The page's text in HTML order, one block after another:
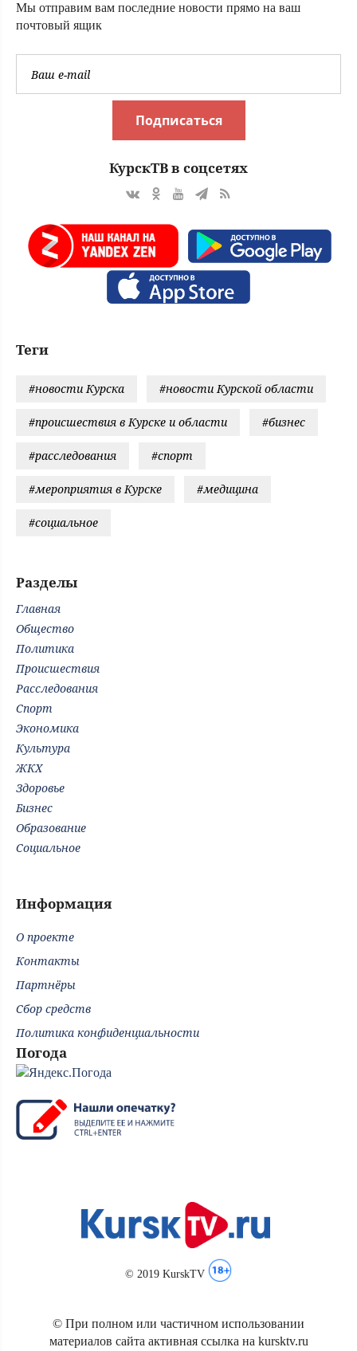
Мы отправим вам последние новости прямо на ваш
почтовый ящик
Подписаться
КурскТВ в соцсетях
Теги
#новости Курска #новости Курской области
#происшествия в Курске и области #бизнес
#расследования #спорт
#мероприятия в Курске #медицина
#социальное
Разделы
Главная
Общество
Политика
Происшествия
Расследования
Спорт
Экономика
Культура
ЖКХ
Здоровье
Бизнес
Образование
Социальное
Информация
О проекте
Контакты
Партнёры
Сбор средств
Политика конфиденциальности
Погода
© 2019 KurskTV
© При полном или частичном использовании
материалов сайта активная ссылка на kursktv.ru